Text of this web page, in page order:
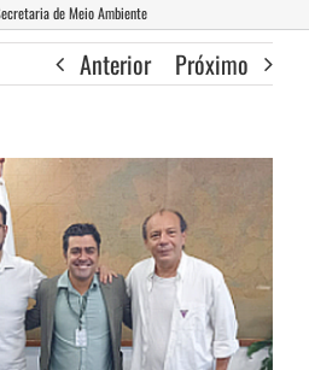
de Meio Ambiente
Anterior Próximo